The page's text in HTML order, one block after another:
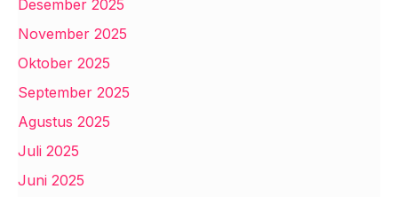
Desember 2025
November 2025
Oktober 2025
September 2025
Agustus 2025
Juli 2025
Juni 2025